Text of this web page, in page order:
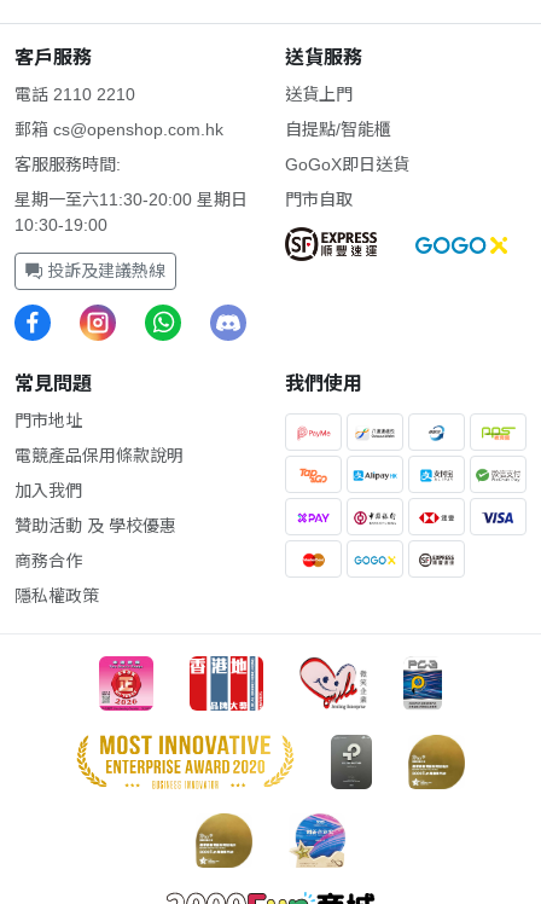
客戶服務
電話 2110 2210
郵箱 cs@openshop.com.hk
客服服務時間:
星期一至六11:30-20:00 星期日
10:30-19:00
投訴及建議熱線
送貨服務
送貨上門
自提點/智能櫃
GoGoX即日送貨
門市自取
常見問題
門市地址
電競產品保用條款說明
加入我們
贊助活動 及 學校優惠
商務合作
隱私權政策
我們使用